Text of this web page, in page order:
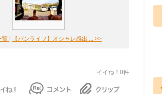
| 【バンライフ】オシャレ感出 ... >>
イイね！0件